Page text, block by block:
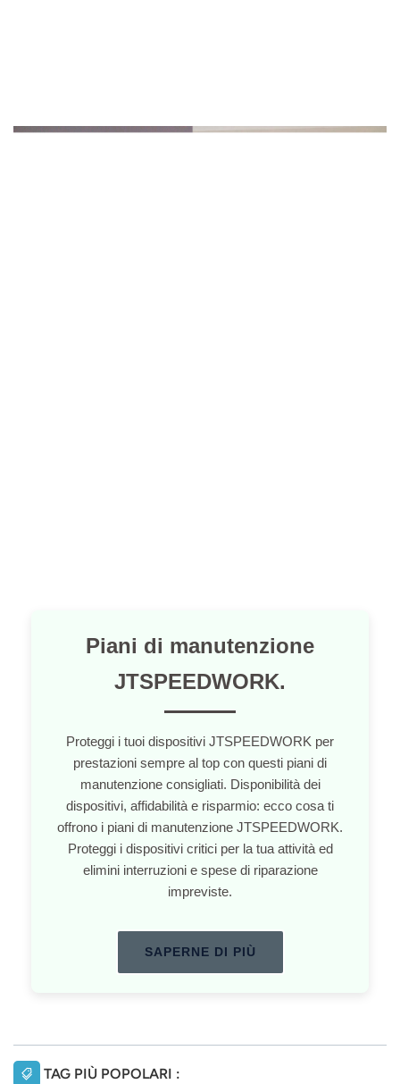
Piani di manutenzione
JTSPEEDWORK.
Proteggi i tuoi dispositivi JTSPEEDWORK per
prestazioni sempre al top con questi piani di
manutenzione consigliati. Disponibilità dei
dispositivi, affidabilità e risparmio: ecco cosa ti
offrono i piani di manutenzione JTSPEEDWORK.
Proteggi i dispositivi critici per la tua attività ed
elimini interruzioni e spese di riparazione
impreviste.
SAPERNE DI PIÙ
TAG PIÙ POPOLARI :